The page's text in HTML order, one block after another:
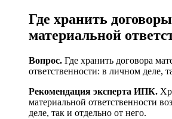
Где хранить
материальной
Вопрос. Где хранить договора
ответственности: в личном деле,
Рекомендация эксперта ИПК.
материальной ответственности
деле, так и отдельно от него.